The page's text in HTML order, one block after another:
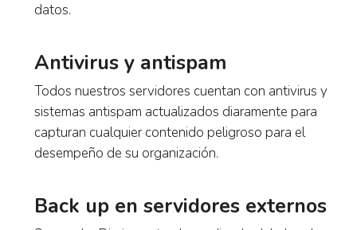
con Discos SCSI, y alta velocidad de transferencia
Antivirus y antispam
Todos nuestros servidores cuentan con antivirus y
sistemas antispam actualizados diaramente para
capturan cualquier contenido peligroso para el